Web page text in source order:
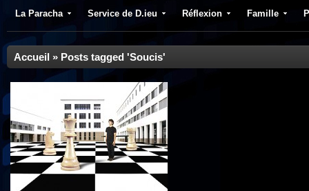
La Paracha Service de D.ieu Réflexion Famille
Accueil » Posts tagged 'Soucis'